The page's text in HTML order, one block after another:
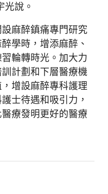
光說。
麻醉鎮痛專門研究
學時，增添麻醉、
輪轉時光。加大力
計劃和下層醫療機
增設麻醉專科護理
士待遇和吸引力，
療發明更好的醫療